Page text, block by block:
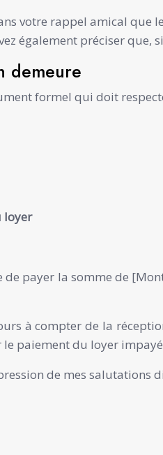
votre rappel amical
également préciser que,
demeure
formel qui doit
loyer
de payer la somme de
à compter de la
paiement du loyer
de mes salutations